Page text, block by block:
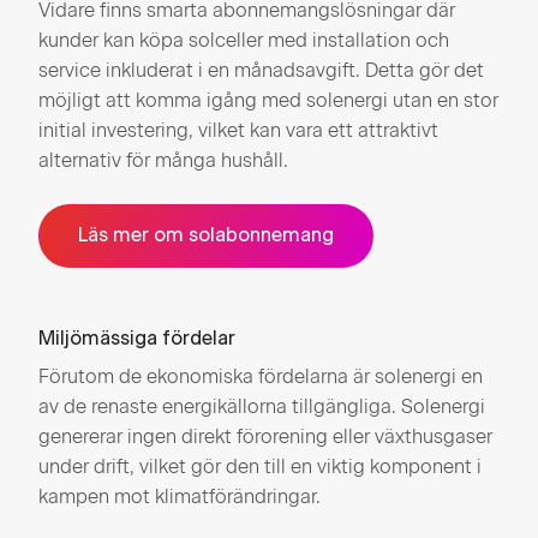
Vidare finns smarta abonnemangslösningar där
kunder kan köpa solceller med installation och
service inkluderat i en månadsavgift. Detta gör det
möjligt att komma igång med solenergi utan en stor
initial investering, vilket kan vara ett attraktivt
alternativ för många hushåll.
Läs mer om solabonnemang
Miljömässiga fördelar
Förutom de ekonomiska fördelarna är solenergi en
av de renaste energikällorna tillgängliga. Solenergi
genererar ingen direkt förorening eller växthusgaser
under drift, vilket gör den till en viktig komponent i
kampen mot klimatförändringar.